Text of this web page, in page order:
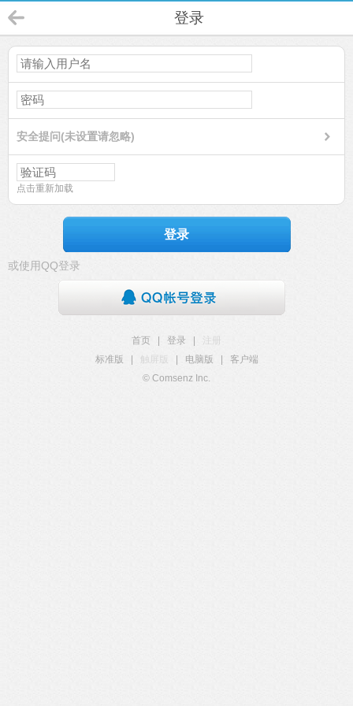
登录
安全提问(未设置请忽略)
点击重新加载
登录
或使用QQ登录
首页 登录
注册
标准版
触屏版 电脑版
客户端
© Comsenz Inc.